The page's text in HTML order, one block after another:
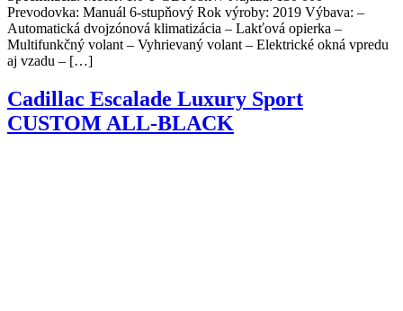
Prevodovka: Manuál 6-stupňový Rok výroby: 2019 Výbava: –
Automatická dvojzónová klimatizácia – Lakťová opierka –
Multifunkčný volant – Vyhrievaný volant – Elektrické okná vpredu
aj vzadu – […]
Cadillac Escalade Luxury Sport
CUSTOM ALL-BLACK